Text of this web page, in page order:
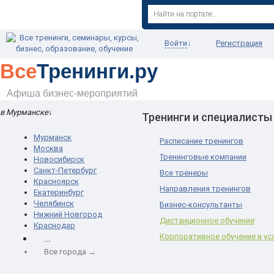
ВсеТренинги.ру
Афиша бизнес-мероприятий
в Мурманске↓
Мурманск
Москва
Новосибирск
Санкт-Петербург
Красноярск
Екатеринбург
Челябинск
Нижний Новгород
Краснодар
…
Все города →
Войти ↓ Регистрация
Тренинги и специалисты
Расписание тренингов
Тренинговые компании
Все тренеры
Направления тренингов
Бизнес-консультанты
Дистанционное обучение
Корпоративное обучение и